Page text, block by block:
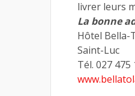
livrer leurs
La bonne
Hôtel Bella-
Saint-Luc
Tél. 027 475